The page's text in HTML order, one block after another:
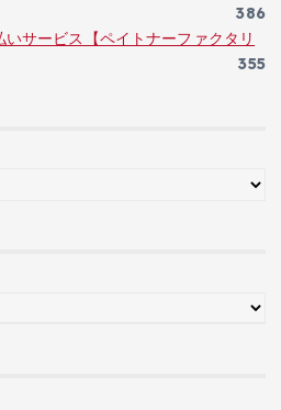
386
サービス【ペイトナーファクタリ
355